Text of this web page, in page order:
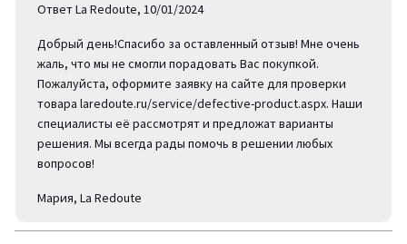
Ответ La Redoute, 10/01/2024
Добрый день!Спасибо за оставленный отзыв! Мне очень
жаль, что мы не смогли порадовать Вас покупкой.
Пожалуйста, оформите заявку на сайте для проверки
товара laredoute.ru/service/defective-product.aspx. Наши
специалисты её рассмотрят и предложат варианты
решения. Мы всегда рады помочь в решении любых
вопросов!
Мария, La Redoute